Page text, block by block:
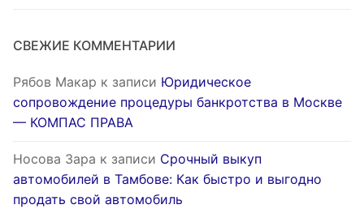
СВЕЖИЕ КОММЕНТАРИИ
Рябов Макар к записи Юридическое
сопровождение процедуры банкротства в Москве
— КОМПАС ПРАВА
Носова Зара к записи Срочный выкуп
автомобилей в Тамбове: Как быстро и выгодно
продать свой автомобиль